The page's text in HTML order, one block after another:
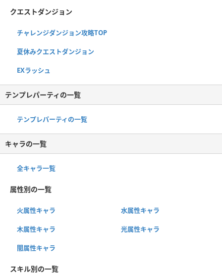
クエストダンジョン
チャレンジダンジョン攻略TOP
夏休みクエストダンジョン
EXラッシュ
テンプレパーティの一覧
テンプレパーティの一覧
キャラの一覧
全キャラ一覧
属性別の一覧
火属性キャラ 水属性キャラ
木属性キャラ 光属性キャラ
闇属性キャラ
スキル別の一覧